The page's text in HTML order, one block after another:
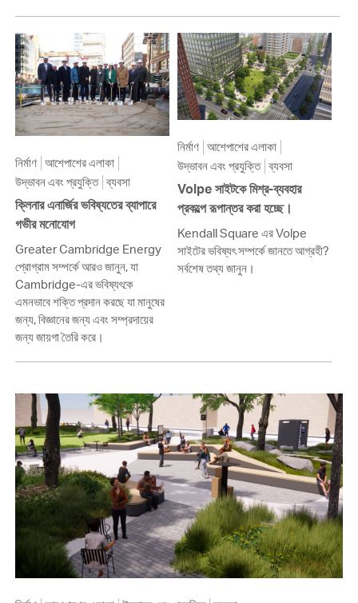
নির্মাণ আশেপাশের এলাকা
উদ্ভাবন এবং প্রযুক্তি ব্যবসা
ক্লিনার এনার্জির ভবিষ্যতের ব্যাপারে
গভীর মনোযোগ
Greater Cambridge Energy
প্রোগ্রাম সম্পর্কে আরও জানুন, যা
Cambridge-এর ভবিষ্যৎকে
এমনভাবে শক্তি প্রদান করছে যা মানুষের
জন্য, বিজ্ঞানের জন্য এবং সম্প্রদায়ের
জন্য জায়গা তৈরি করে।
নির্মাণ আশেপাশের এলাকা
উদ্ভাবন এবং প্রযুক্তি ব্যবসা
Volpe সাইটকে মিশ্র-ব্যবহার
প্রকল্পে রূপান্তর করা হচ্ছে।
Kendall Square এর Volpe
সাইটের ভবিষ্যৎ সম্পর্কে জানতে আগ্রহী?
সর্বশেষ তথ্য জানুন।